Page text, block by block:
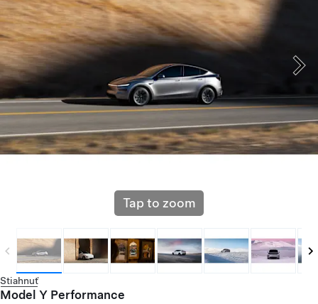
Tap to zoom
Stiahnuť
Model Y Performance